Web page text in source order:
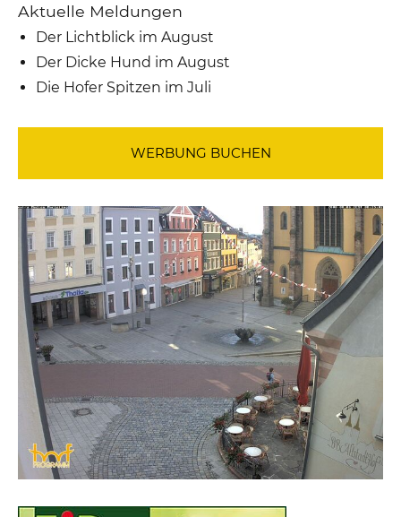
Aktuelle Meldungen
Der Lichtblick im August
Der Dicke Hund im August
Die Hofer Spitzen im Juli
WERBUNG BUCHEN